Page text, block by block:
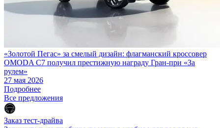
«Золотой Пегас» за смелый дизайн: флагманский кроссовер
OMODA C7 получил престижную награду Гран-при «За
рулем»
27 мая 2026
Подробнее
Все предложения
Заказ тест-драйва